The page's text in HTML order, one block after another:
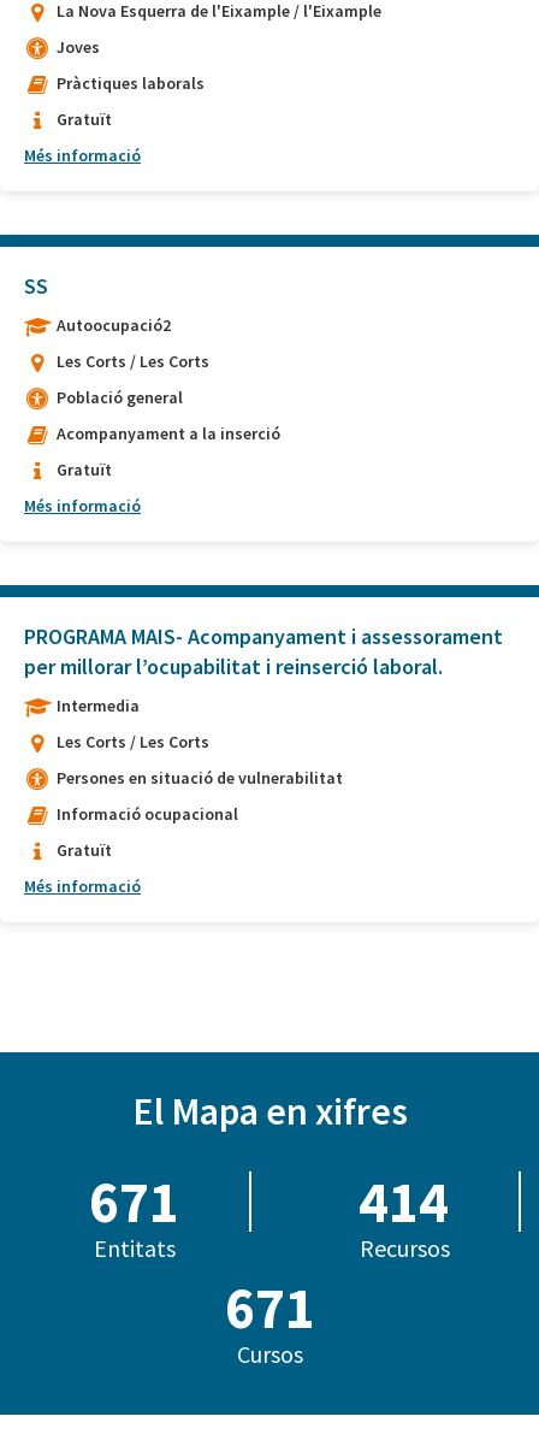
La Nova Esquerra de l'Eixample / l'Eixample
Joves
Pràctiques laborals
Gratuït
Més informació
SS
Autoocupació2
Les Corts / Les Corts
Població general
Acompanyament a la inserció
Gratuït
Més informació
PROGRAMA MAIS- Acompanyament i assessorament
per millorar l’ocupabilitat i reinserció laboral.
Intermedia
Les Corts / Les Corts
Persones en situació de vulnerabilitat
Informació ocupacional
Gratuït
Més informació
El Mapa en xifres
685
Entitats
414
Recursos
812
Cursos